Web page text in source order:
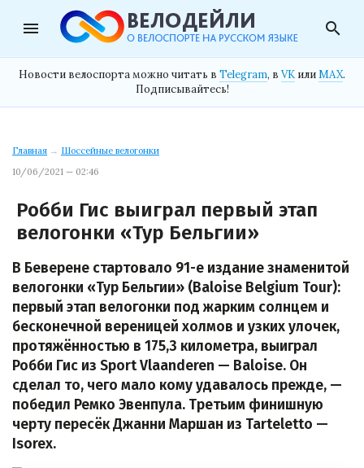
menu search
Новости велоспорта можно читать в Telegram, в VK илиMAX.
Подписывайтесь!
Главная → Шоссейные велогонки
10/06/2021 — 02:46
Робби Гис выиграл первый этап
велогонки «Тур Бельгии»
В Беверене стартовало 91-е издание знаменитой
велогонки «Тур Бельгии» (Baloise Belgium Tour):
первый этап велогонки под жарким солнцем и
бесконечной вереницей холмов и узких улочек,
протяжённостью в 175,3 километра, выиграл
Робби Гис из Sport Vlaanderen — Baloise. Он
сделал то, чего мало кому удавалось прежде, —
победил Ремко Эвенпула. Третьим финишную
черту пересёк Джанни Маршан из Tarteletto —
Isorex.